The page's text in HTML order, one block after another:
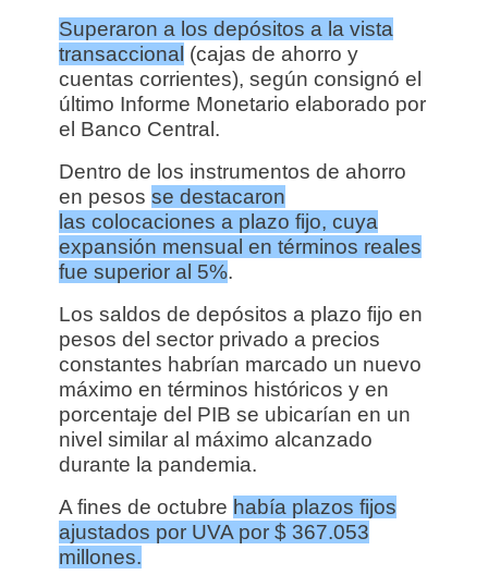
Superaron a los depósitos a la vista
transaccional (cajas de ahorro y
cuentas corrientes), según consignó el
último Informe Monetario elaborado por
el Banco Central.
Dentro de los instrumentos de ahorro
en pesos se destacaron
las colocaciones a plazo fijo, cuya
expansión mensual en términos reales
fue superior al 5%.
Los saldos de depósitos a plazo fijo en
pesos del sector privado a precios
constantes habrían marcado un nuevo
máximo en términos históricos y en
porcentaje del PIB se ubicarían en un
nivel similar al máximo alcanzado
durante la pandemia.
A fines de octubre había plazos fijos
ajustados por UVA por $ 367.053
millones.